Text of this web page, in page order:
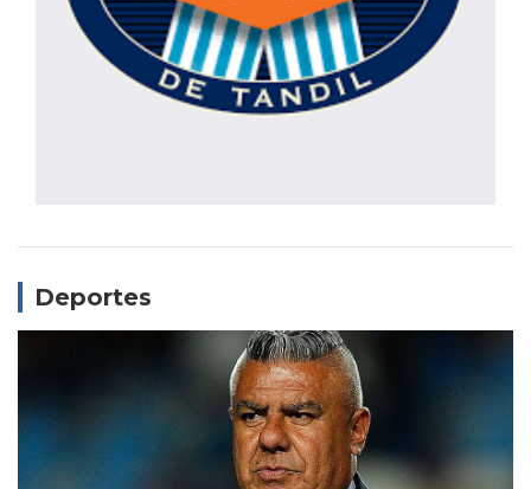
Deportes